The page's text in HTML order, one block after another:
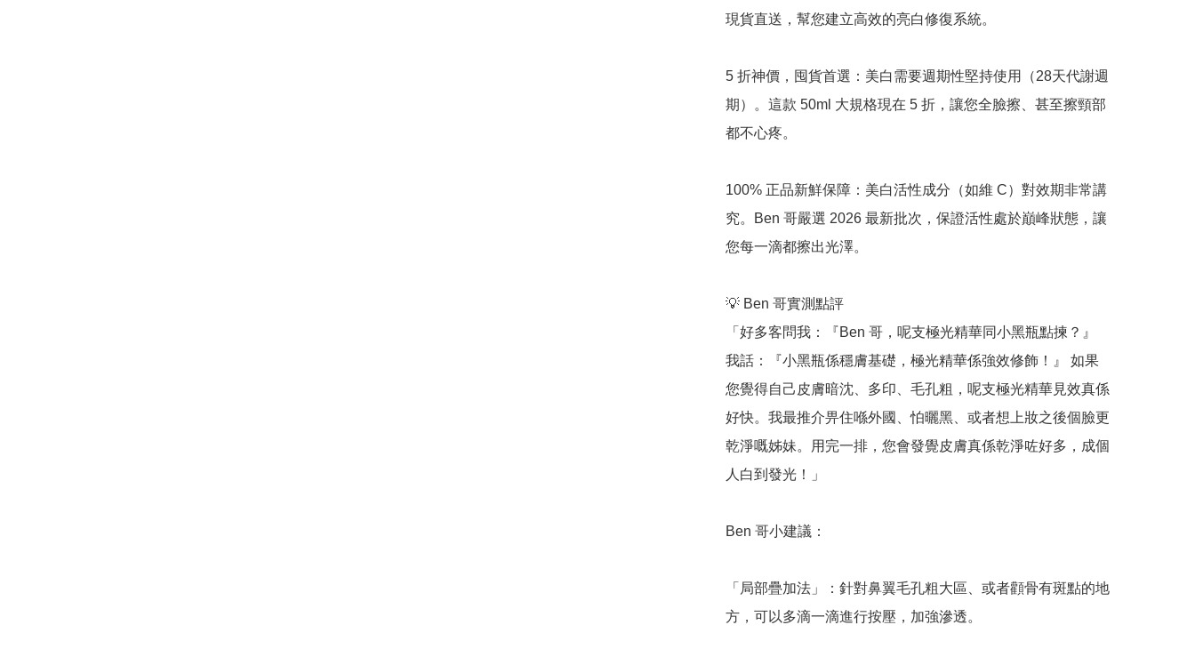
現貨直送，幫您建立高效的亮白修復系統。
5 折神價，囤貨首選：美白需要週期性堅持使用（28天代謝週
期）。這款 50ml 大規格現在 5 折，讓您全臉擦、甚至擦頸部
都不心疼。
100% 正品新鮮保障：美白活性成分（如維 C）對效期非常講
究。Ben 哥嚴選 2026 最新批次，保證活性處於巔峰狀態，讓
您每一滴都擦出光澤。
💡 Ben 哥實測點評
「好多客問我：『Ben 哥，呢支極光精華同小黑瓶點揀？』
我話：『小黑瓶係穩膚基礎，極光精華係強效修飾！』 如果
您覺得自己皮膚暗沈、多印、毛孔粗，呢支極光精華見效真係
好快。我最推介畀住喺外國、怕曬黑、或者想上妝之後個臉更
乾淨嘅姊妹。用完一排，您會發覺皮膚真係乾淨咗好多，成個
人白到發光！」
Ben 哥小建議：
「局部疊加法」：針對鼻翼毛孔粗大區、或者顴骨有斑點的地
方，可以多滴一滴進行按壓，加強滲透。